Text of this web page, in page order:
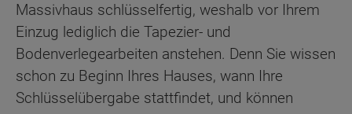
Massivhaus schlüsselfertig, weshalb vor Ihrem
Einzug lediglich die Tapezier- und
Bodenverlegearbeiten anstehen. Denn Sie wissen
schon zu Beginn Ihres Hauses, wann Ihre
Schlüsselübergabe stattfindet, und können